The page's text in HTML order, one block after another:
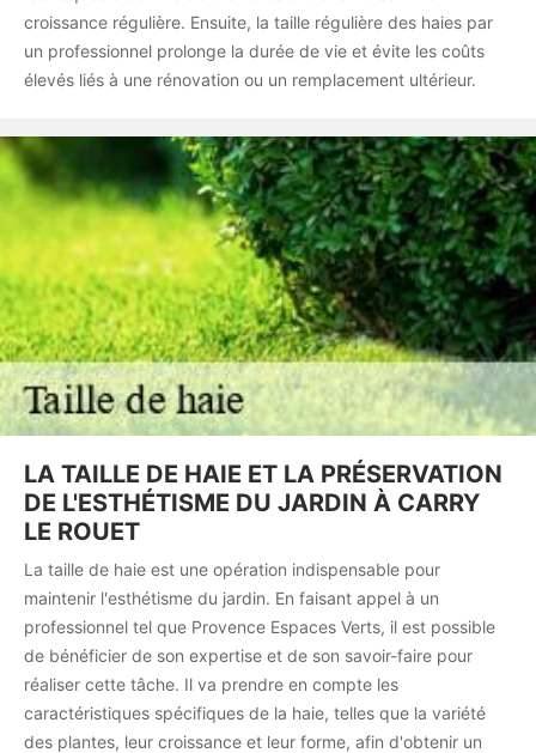
croissance régulière. Ensuite, la taille régulière des haies par
un professionnel prolonge la durée de vie et évite les coûts
élevés liés à une rénovation ou un remplacement ultérieur.
LA TAILLE DE HAIE ET LA PRÉSERVATION
DE L'ESTHÉTISME DU JARDIN À CARRY
LE ROUET
La taille de haie est une opération indispensable pour
maintenir l'esthétisme du jardin. En faisant appel à un
professionnel tel que Provence Espaces Verts, il est possible
de bénéficier de son expertise et de son savoir-faire pour
réaliser cette tâche. Il va prendre en compte les
caractéristiques spécifiques de la haie, telles que la variété
des plantes, leur croissance et leur forme, afin d'obtenir un